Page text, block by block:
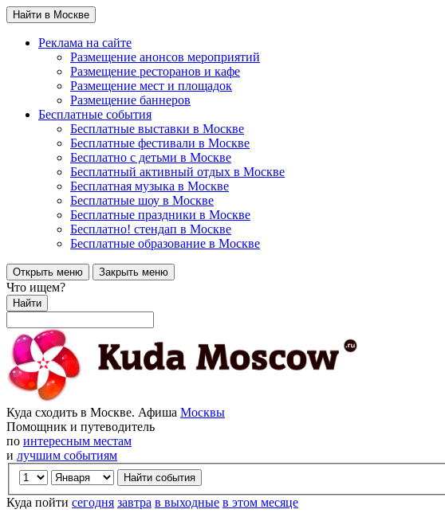
Найти в Москве
Реклама на сайте
Размещение анонсов мероприятий
Размещение ресторанов и кафе
Размещение мест и площадок
Размещение баннеров
Бесплатные события
Бесплатные выставки в Москве
Бесплатные фестивали в Москве
Бесплатно с детьми в Москве
Бесплатный активный отдых в Москве
Бесплатная музыка в Москве
Бесплатные шоу в Москве
Бесплатные праздники в Москве
Бесплатно! стендап в Москве
Бесплатные образование в Москве
Открыть меню Закрыть меню
Что ищем?
Найти
Куда сходить в Москве. Афиша Москвы
Помощник и путеводитель
по интересным местам
и лучшим событиям
Куда пойти сегодня завтра в выходные в этом месяце